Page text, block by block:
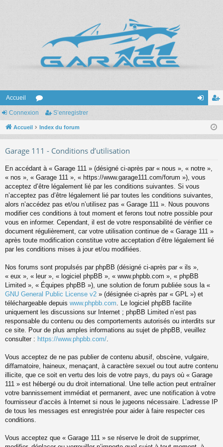
Accueil
or
u nr
Connexion S’enregistrer
Accueil Index du forum
Garage 111 - Conditions d’utilisation
En accédant à « Garage 111 » (désigné ci-après par « nous », « notre »,
« nos », « Garage 111 », « https://www.garage111.com/forum »), vous
acceptez d’être légalement lié par les conditions suivantes. Si vous
n’acceptez pas d’être légalement lié par toutes les conditions suivantes,
alors n’accédez pas et/ou n’utilisez pas « Garage 111 ». Nous pouvons
modifier ces conditions à tout moment et ferons tout notre possible pour
vous en informer. Cependant, il est de votre responsabilité de vérifier ce
document régulièrement, car votre utilisation continue de « Garage 111 »
après toute modification constitue votre acceptation d’être légalement lié
par les conditions mises à jour et/ou modifiées.
Nos forums sont propulsés par phpBB (désigné ci-après par « ils »,
« eux », « leur », « logiciel phpBB », « www.phpbb.com », « phpBB
Limited », « Équipes phpBB »), une solution de forum publiée sous la «
GNU General Public License v2 » (désignée ci-après par « GPL ») et
téléchargeable depuis www.phpbb.com . Le logiciel phpBB facilite
uniquement les discussions sur Internet ; phpBB Limited n’est pas
responsable du contenu ou des comportements autorisés ou interdits sur
ce site. Pour de plus amples informations au sujet de phpBB, veuillez
consulter : https://www.phpbb.com/
Vous acceptez de ne pas publier de contenu abusif, obscène, vulgaire,
diffamatoire, haineux, menaçant, à caractère sexuel ou tout autre contenu
illicite, que ce soit en vertu des lois de votre pays, du pays où « Garage
111 » est hébergé ou du droit international. Une telle action peut entraîner
votre bannissement immédiat et permanent, avec une notification à votre
fournisseur d’accès à Internet si nous le jugeons nécessaire. L’adresse IP
de tous les messages est enregistrée pour aider à faire respecter ces
conditions.
Vous acceptez que « Garage 111 » se réserve le droit de supprimer,